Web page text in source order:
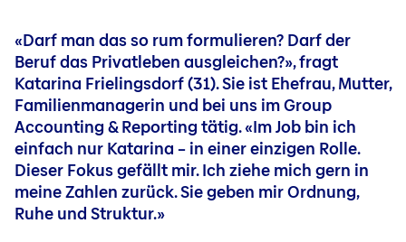
«Darf man das so rum formulieren? Darf der
Beruf das Privatleben ausgleichen?», fragt
Katarina Frielingsdorf (31). Sie ist Ehefrau, Mutter,
Familienmanagerin und bei uns im Group
Accounting & Reporting tätig. «Im Job bin ich
einfach nur Katarina – in einer einzigen Rolle.
Dieser Fokus gefällt mir. Ich ziehe mich gern in
meine Zahlen zurück. Sie geben mir Ordnung,
Ruhe und Struktur.»